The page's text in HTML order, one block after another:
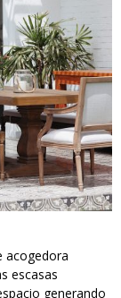
acogedora
escasas
generando